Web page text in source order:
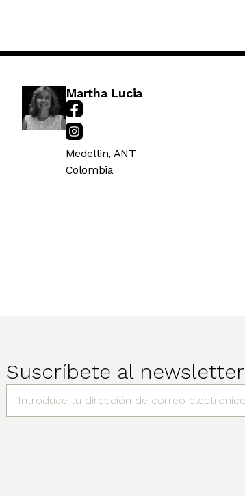
Martha Lucia
Medellin, ANT
Colombia
Suscríbete al newsletter